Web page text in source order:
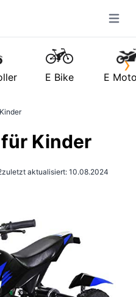
Open
›
E Bike E
Kinder
zuletzt aktualisiert: 10.08.2024